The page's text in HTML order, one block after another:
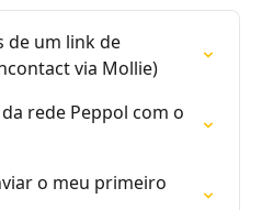
de um link de
via Mollie)
rede Peppol com o
o meu primeiro